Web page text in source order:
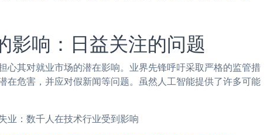
影响：日益关注的问题
心其对就业市场的潜在影响。业界先锋呼吁采取严格的监管措
在危害，并应对假新闻等问题。虽然人工智能提供了许多可能
业：数千人在技术行业受到影响